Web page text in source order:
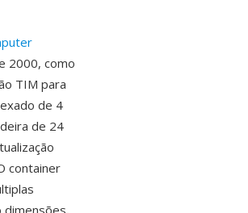
2000, como
TIM para
de 4
de 24
container
dimensões,